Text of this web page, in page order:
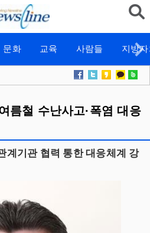
문화 교육 사람들 지방
름철 수난사고·폭염 대응
계기관 협력 통한 대응체계 강